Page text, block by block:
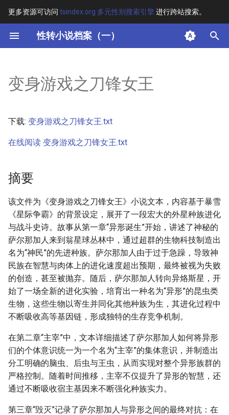
更多资源可访问 tsindex.org 多元性别搜索引擎进行跨站搜索。
性转小说档案（一）
键
开
搜
索
其他信息
正文
变身游戏之刀锋女王
下载: 变身游戏之刀锋女王.txt
在线阅读 变身游戏之刀锋女王.txt
摘要
该文件为《变身游戏之刀锋女王》小说文本，内容基于暴雪
《星际争霸》的背景设定，展开了一段宏大的外星种族进化
与战斗史诗。故事从第一章“异形诞生”开始，讲述了神秘的
萨尔那加人来到翁星球丛林中，通过超群的生物科技制造出
名为“神民”的先进种族。萨尔那加人由于过于急躁，导致神
民族在智慧与肉体上的进化速度超出预期，最终被视为失败
的创造，甚至被抛弃。随后，萨尔那加人转向异烙斯星，开
始了一场全新的进化实验，培育出一种名为“异形”的昆虫类
生物，这些生物以寄生并同化其他种族为生，其进化过程中
不断吸收高等基因链，形成独特的生存竞争机制。
在第二章“主宰”中，文本详细描述了萨尔那加人如何将异形
们的个体意识统一为一个名为“主宰”的集体意识，并制造出
分工明确的脑虫、后虫与王虫，从而实现对整个异形族群的
严格控制。随着时间推移，主宰不仅提升了异形的智慧，还
通过不断吸收宿主基因来不断强化种族实力。
第三章“毁灭”记录了萨尔那加人与异形之间的最终对抗：在